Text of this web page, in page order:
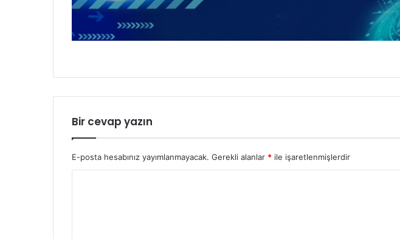
Bir cevap yazın
E-posta hesabınız yayımlanmayacak. Gerekli alanlar * ile işaretlenmişlerdir